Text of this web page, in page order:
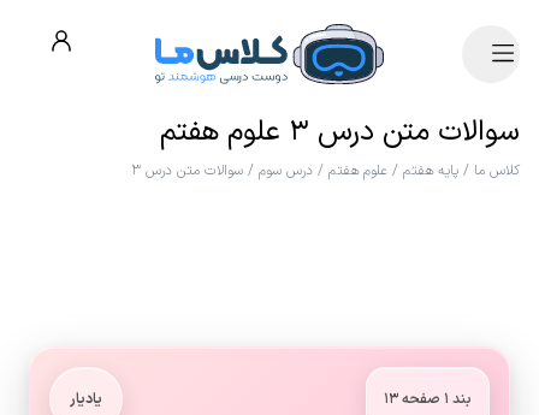
سوالات متن درس ۳ علوم هفتم
کلاس ما / پایه هفتم / علوم هفتم / درس سوم / سوالات متن درس ۳
بند ۱ صفحه ۱۳ یادیار